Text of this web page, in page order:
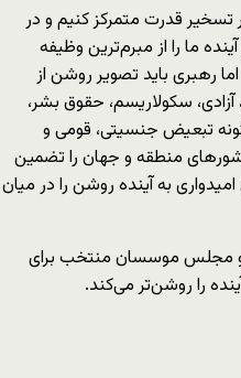
تسخیر قدرت متمرکز کنیم و در
ما را از مبرم‌ترین وظیفه
رهبری باید تصویر روشن از
سکولاریسم، حقوق بشر،
تبعیض جنسیتی، قومی و
منطقه و جهان را تضمین
به آینده روشن را در میان
و مجلس موسسان منتخب برای
را روشن‌تر می‌کند.